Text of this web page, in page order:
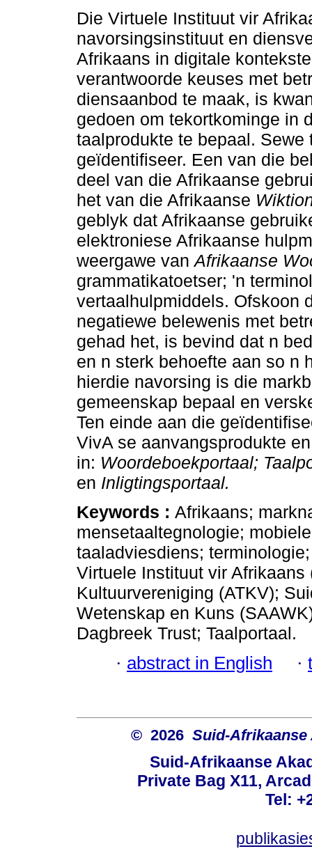
Die Virtuele Instituut vir
navorsingsinstituut en
Afrikaans in digitale
verantwoorde keuses met
diensaanbod te maak, is
gedoen om tekortkominge in
taalprodukte te bepaal.
geïdentifiseer. Een van die
deel van die Afrikaanse
het van die Afrikaanse
geblyk dat Afrikaanse
elektroniese Afrikaanse
weergawe vanAfrikaanse
grammatikatoetser; 'n
vertaalhulpmiddels. Ofskoon
negatiewe belewenis met
gehad het, is bevind dat n
en n sterk behoefte aan so n
hierdie navorsing is die
gemeenskap bepaal en
Ten einde aan die
VivA se aanvangsprodukte
in: Woordeboekportaal;
en Inligtingsportaal.
Keywords : Afrikaans;
mensetaaltegnologie;
taaladviesdiens;
Virtuele Instituut vir Afrikaans
Kultuurvereniging (ATKV);
Wetenskap en Kuns
Dagbreek Trust; Taalportaal.
· abstract in English ·
© 2026 Suid-Afrikaanse
Suid-Afrikaanse
Private Bag X11,
Tel: